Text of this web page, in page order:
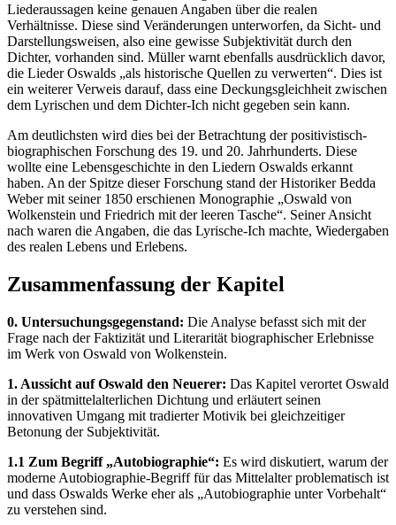
Liederaussagen keine genauen Angaben über die realen
Verhältnisse. Diese sind Veränderungen unterworfen, da Sicht- und
Darstellungsweisen, also eine gewisse Subjektivität durch den
Dichter, vorhanden sind. Müller warnt ebenfalls ausdrücklich davor,
die Lieder Oswalds „als historische Quellen zu verwerten“. Dies ist
ein weiterer Verweis darauf, dass eine Deckungsgleichheit zwischen
dem Lyrischen und dem Dichter-Ich nicht gegeben sein kann.
Am deutlichsten wird dies bei der Betrachtung der positivistisch-
biographischen Forschung des 19. und 20. Jahrhunderts. Diese
wollte eine Lebensgeschichte in den Liedern Oswalds erkannt
haben. An der Spitze dieser Forschung stand der Historiker Bedda
Weber mit seiner 1850 erschienen Monographie „Oswald von
Wolkenstein und Friedrich mit der leeren Tasche“. Seiner Ansicht
nach waren die Angaben, die das Lyrische-Ich machte, Wiedergaben
des realen Lebens und Erlebens.
Zusammenfassung der Kapitel
0. Untersuchungsgegenstand: Die Analyse befasst sich mit der
Frage nach der Faktizität und Literarität biographischer Erlebnisse
im Werk von Oswald von Wolkenstein.
1. Aussicht auf Oswald den Neuerer: Das Kapitel verortet Oswald
in der spätmittelalterlichen Dichtung und erläutert seinen
innovativen Umgang mit tradierter Motivik bei gleichzeitiger
Betonung der Subjektivität.
1.1 Zum Begriff „Autobiographie“: Es wird diskutiert, warum der
moderne Autobiographie-Begriff für das Mittelalter problematisch ist
und dass Oswalds Werke eher als „Autobiographie unter Vorbehalt“
zu verstehen sind.